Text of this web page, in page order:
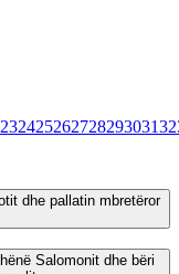
23242526272829303132
dhe pallatin mbretëror
Salomonit dhe bëri